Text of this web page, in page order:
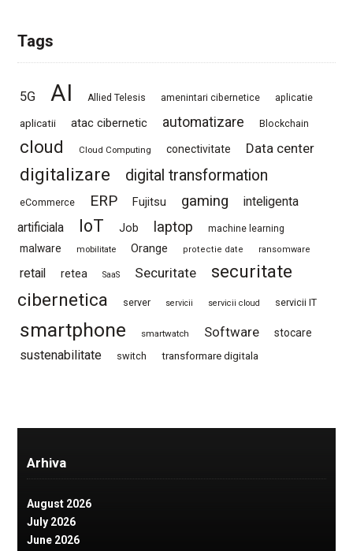
Tags
5G AI Allied Telesis amenintari cibernetice aplicatie
aplicatii atac cibernetic automatizare Blockchain
cloud Cloud Computing conectivitate Data center
digitalizare digital transformation
eCommerce ERP Fujitsu gaming
inteligenta
artificiala
IoT Job laptop machine learning
malware mobilitate Orange protectie date ransomware
retail retea SaaS Securitate
securitate
cibernetica
server servicii servicii cloud servicii IT
smartphone smartwatch Software stocare
sustenabilitate switch transformare digitala
Arhiva
August 2026
July 2026
June 2026